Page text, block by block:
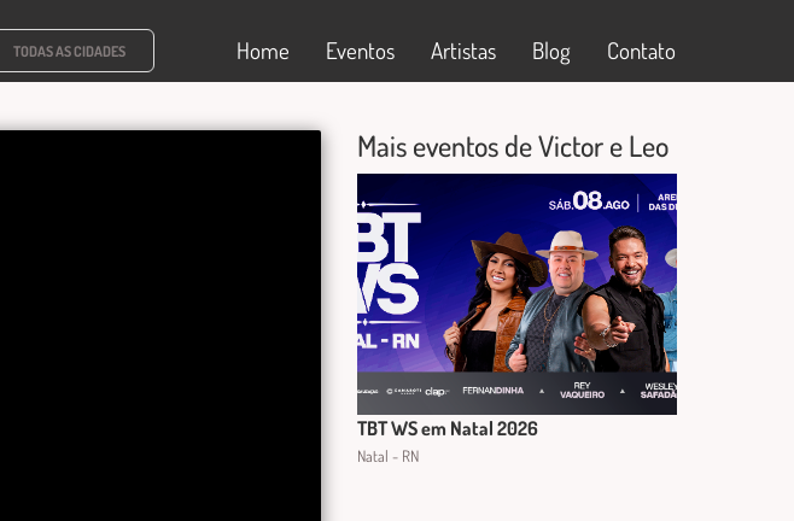
TODAS AS CIDADES Home Eventos Artistas Blog Contato
Mais eventos de Victor e Leo
TBT WS em Natal 2026
Natal - RN